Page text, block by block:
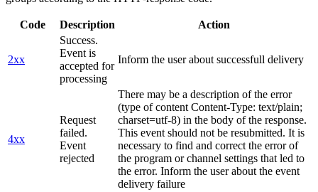
Code Description Action
2xx
Success.
Event is
accepted for
processing
Inform the user about successfull delivery
4xx
Request
failed.
Event
rejected
There may be a description of the error
(type of content Content-Type: text/plain;
charset=utf-8) in the body of the response.
This event should not be resubmitted. It is
necessary to find and correct the error of
the program or channel settings that led to
the error. Inform the user about the event
delivery failure